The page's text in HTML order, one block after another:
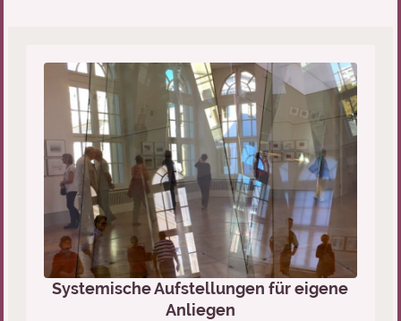
Systemische Aufstellungen für eigene
Anliegen